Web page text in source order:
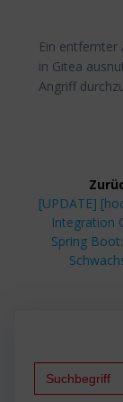
Ein entfernter
in Gitea
Angriff
Vorheriger
Beitrag:
[UPDATE]
Integration
Spring